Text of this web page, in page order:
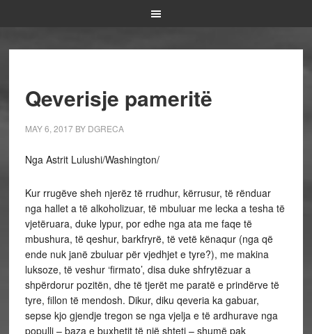
Qeverisje pameritë
MAY 6, 2017BY DGRECA
Nga Astrit Lulushi/Washington/
Kur rrugëve sheh njerëz të rrudhur, kërrusur, të rënduar
nga hallet a të alkoholizuar, të mbuluar me lecka a tesha të
vjetëruara, duke lypur, por edhe nga ata me faqe të
mbushura, të qeshur, barkfryrë, të vetë kënaqur (nga që
ende nuk janë zbuluar për vjedhjet e tyre?), me makina
luksoze, të veshur ‘firmato’, disa duke shfrytëzuar a
shpërdorur pozitën, dhe të tjerët me paratë e prindërve të
tyre, fillon të mendosh. Dikur, diku qeveria ka gabuar,
sepse kjo gjendje tregon se nga vjelja e të ardhurave nga
populli – baza e buxhetit të një shteti – shumë pak